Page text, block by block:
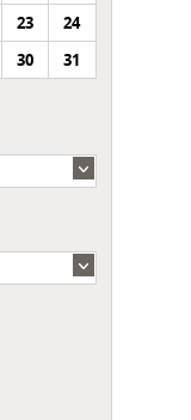
23
24
30 31